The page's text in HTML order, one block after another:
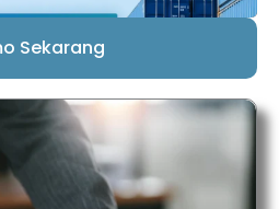
Sekarang